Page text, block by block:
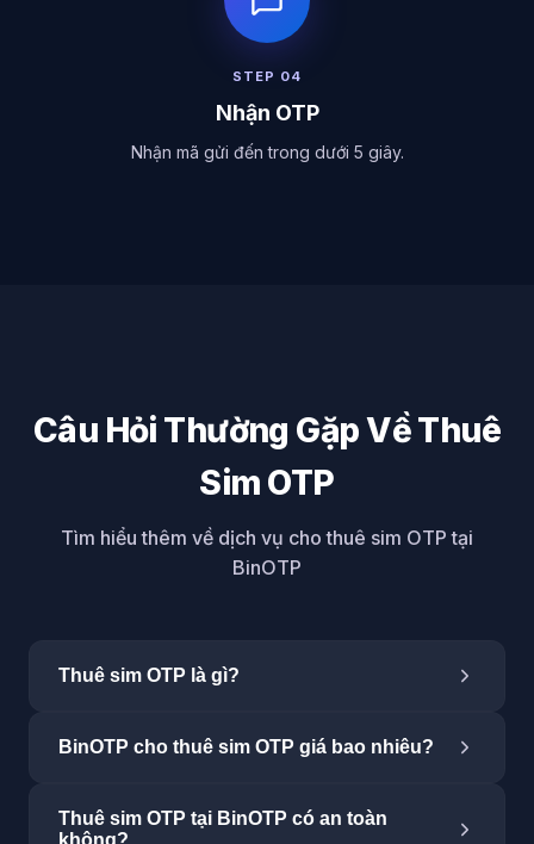
STEP 04
Nhận OTP
Nhận mã gửi đến trong dưới 5 giây.
Câu Hỏi Thường Gặp Về Thuê
Sim OTP
Tìm hiểu thêm về dịch vụ cho thuê sim OTP tại
BinOTP
Thuê sim OTP là gì?
tạm thời để nhận mã xác minh (OTP) từ các nền
mà không cần dùng số điện thoại thật. BinOTP
BinOTP cho thuê sim OTP giá bao nhiêu?
xác minh (khoảng 2.500đ). Giá thay đổi tùy theo
Thuê sim OTP tại BinOTP có an toàn
không?